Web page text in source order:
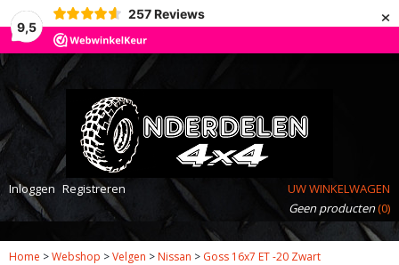
9,5
257 Reviews ×
Inloggen Registreren
UW WINKELWAGEN
Geen producten(0)
Home >Webshop >Velgen > Nissan > Goss 16x7 ET -20 Zwart